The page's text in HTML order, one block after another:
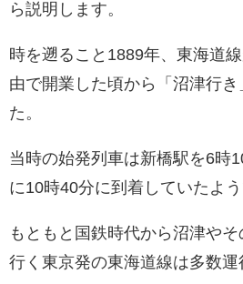
ら説明します。
時を遡ること1889年、東海道
由で開業した頃から「沼津行
た。
当時の始発列車は新橋駅を6時
に10時40分に到着していたよう
もともと国鉄時代から沼津や
行く東京発の東海道線は多数運